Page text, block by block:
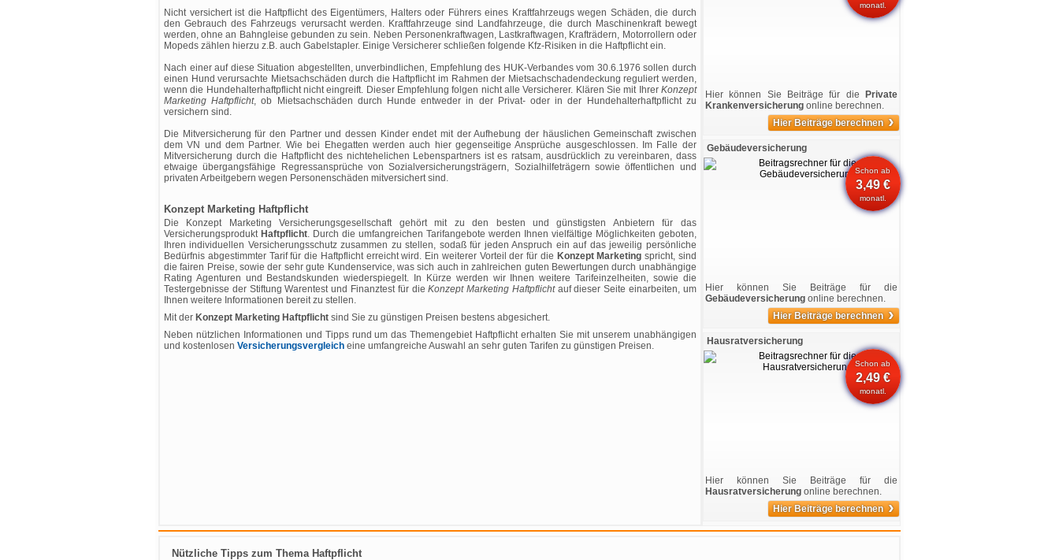
Nicht versichert ist die Haftpflicht des Eigentümers, Halters oder Führers eines Kraftfahrzeugs wegen Schäden, die durch
den Gebrauch des Fahrzeugs verursacht werden. Kraftfahrzeuge sind Landfahrzeuge, die durch Maschinenkraft bewegt
werden, ohne an Bahngleise gebunden zu sein. Neben Personenkraftwagen, Lastkraftwagen, Krafträdern, Motorrollern oder
Mopeds zählen hierzu z.B. auch Gabelstapler. Einige Versicherer schließen folgende Kfz-Risiken in die Haftpflicht ein.
Nach einer auf diese Situation abgestellten, unverbindlichen, Empfehlung des HUK-Verbandes vom 30.6.1976 sollen durch
einen Hund verursachte Mietsachschäden durch die Haftpflicht im Rahmen der Mietsachschadendeckung reguliert werden,
wenn die Hundehalterhaftpflicht nicht eingreift. Dieser Empfehlung folgen nicht alle Versicherer. Klären Sie mit Ihrer Konzept
Marketing Haftpflicht, ob Mietsachschäden durch Hunde entweder in der Privat- oder in der Hundehalterhaftpflicht zu
versichern sind.
Die Mitversicherung für den Partner und dessen Kinder endet mit der Aufhebung der häuslichen Gemeinschaft zwischen
dem VN und dem Partner. Wie bei Ehegatten werden auch hier gegenseitige Ansprüche ausgeschlossen. Im Falle der
Mitversicherung durch die Haftpflicht des nichtehelichen Lebenspartners ist es ratsam, ausdrücklich zu vereinbaren, dass
etwaige übergangsfähige Regressansprüche von Sozialversicherungsträgern, Sozialhilfeträgern sowie öffentlichen und
privaten Arbeitgebern wegen Personenschäden mitversichert sind.
Konzept Marketing Haftpflicht
Die Konzept Marketing Versicherungsgesellschaft gehört mit zu den besten und günstigsten Anbietern für das
Versicherungsprodukt Haftpflicht. Durch die umfangreichen Tarifangebote werden Ihnen vielfältige Möglichkeiten geboten,
Ihren individuellen Versicherungsschutz zusammen zu stellen, sodaß für jeden Anspruch ein auf das jeweilig persönliche
Bedürfnis abgestimmter Tarif für die Haftpflicht erreicht wird. Ein weiterer Vorteil der für die Konzept Marketingspricht, sind
die fairen Preise, sowie der sehr gute Kundenservice, was sich auch in zahlreichen guten Bewertungen durch unabhängige
Rating Agenturen und Bestandskunden wiederspiegelt. In Kürze werden wir Ihnen weitere Tarifeinzelheiten, sowie die
Testergebnisse der Stiftung Warentest und Finanztest für dieKonzept Marketing Haftpflichtauf dieser Seite einarbeiten, um
Ihnen weitere Informationen bereit zu stellen.
Mit der Konzept Marketing Haftpflicht sind Sie zu günstigen Preisen bestens abgesichert.
Neben nützlichen Informationen und Tipps rund um das Themengebiet Haftpflicht erhalten Sie mit unserem unabhängigen
und kostenlosen Versicherungsvergleich eine umfangreiche Auswahl an sehr guten Tarifen zu günstigen Preisen.
monatl.
Hier können Sie Beiträge für die
Private
Krankenversicherungonline berechnen.
Hier Beiträge berechnen ›
Gebäudeversicherung
Schon ab
3,49 €
monatl.
Hier können Sie Beiträge für die
Gebäudeversicherungonline berechnen.
Hier Beiträge berechnen ›
Hausratversicherung
Schon ab
2,49 €
monatl.
Hier können Sie Beiträge für die
Hausratversicherungonline berechnen.
Hier Beiträge berechnen ›
Nützliche Tipps zum Thema Haftpflicht